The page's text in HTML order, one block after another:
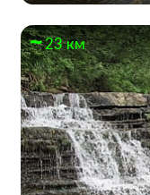
23 км